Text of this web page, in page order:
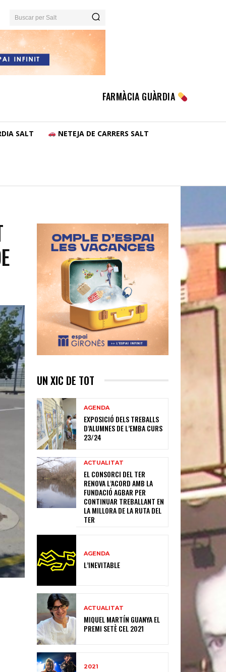
Buscar per Salt
FARMÀCIA GUÀRDIA
SALT NETEJA DE CARRERS SALT
UN XIC DE TOT
AGENDA
EXPOSICIÓ DELS TREBALLS
D’ALUMNES DE L’EMBA CURS
23/24
ACTUALITAT
EL CONSORCI DEL TER
RENOVA L’ACORD AMB LA
FUNDACIÓ AGBAR PER
CONTINUAR TREBALLANT EN
LA MILLORA DE LA RUTA DEL
TER
AGENDA
L’INEVITABLE
ACTUALITAT
MIQUEL MARTÍN GUANYA EL
PREMI SETÈ CEL 2021
2021